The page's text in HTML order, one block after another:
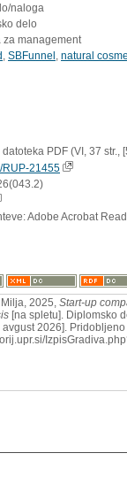
naloga
delo
za management
SBFunnel natural
PDF (VI, 37 str.,
21455
Adobe Acrobat
2025, Start-up
[na spletu]. Diplomsko
avgust 2026]. Pridobljeno